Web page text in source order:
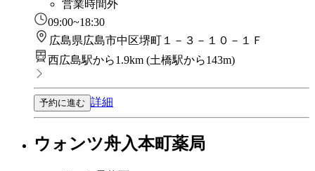
営業時間外
09:00~18:30
広島県広島市中区堺町１－３－１０－１Ｆ
西広島駅から1.9km (土橋駅から143m)
予約に進む 詳細
ウォンツ舟入本町薬局